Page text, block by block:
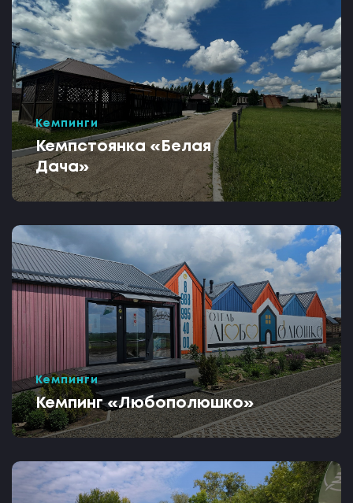
Кемпинги
Кемпстоянка «Белая
Дача»
Кемпинги
Кемпинг «Любополюшко»